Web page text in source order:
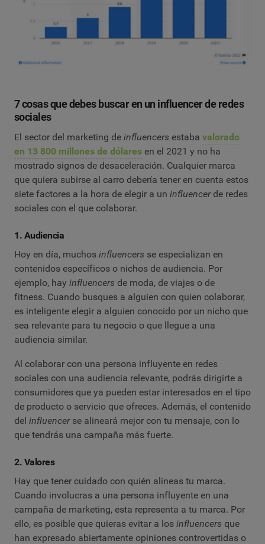
7 cosas que debes buscar en un influencer de redes
sociales
El sector del marketing de influencers estaba valorado
en 13 800 millones de dólares en el 2021 y no ha
mostrado signos de desaceleración. Cualquier marca
que quiera subirse al carro debería tener en cuenta estos
siete factores a la hora de elegir a un influencer de redes
sociales con el que colaborar.
1. Audiencia
Hoy en día, muchos influencers se especializan en
contenidos específicos o nichos de audiencia. Por
ejemplo, hay influencers de moda, de viajes o de
fitness. Cuando busques a alguien con quien colaborar,
es inteligente elegir a alguien conocido por un nicho que
sea relevante para tu negocio o que llegue a una
audiencia similar.
Al colaborar con una persona influyente en redes
sociales con una audiencia relevante, podrás dirigirte a
consumidores que ya pueden estar interesados en el tipo
de producto o servicio que ofreces. Además, el contenido
del influencer se alineará mejor con tu mensaje, con lo
que tendrás una campaña más fuerte.
2. Valores
Hay que tener cuidado con quién alineas tu marca.
Cuando involucras a una persona influyente en una
campaña de marketing, esta representa a tu marca. Por
ello, es posible que quieras evitar a los influencers que
han expresado abiertamente opiniones controvertidas o